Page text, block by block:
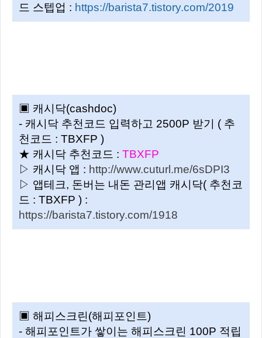
드 스텝업 : https://barista7.tistory.com/2019
▣ 캐시닥(cashdoc)
- 캐시닥 추천코드 입력하고 2500P 받기 ( 추
천코드 : TBXFP )
★ 캐시닥 추천코드 : TBXFP
▷ 캐시닥 앱 : http://www.cuturl.me/6sDPI3
▷ 앱테크, 돈버는 내돈 관리앱 캐시닥( 추천코
드 : TBXFP ) :
https://barista7.tistory.com/1918
▣ 해피스크린(해피포인트)
- 해피포인트가 쌓이는 해피스크린 100P 적립